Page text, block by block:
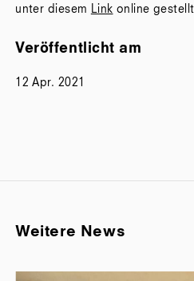
unter diesem Link online
Veröffentlicht am
12 Apr. 2021
Weitere News